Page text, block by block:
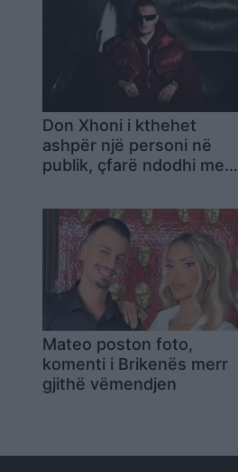
Don Xhoni i kthehet
ashpër një personi në
publik, çfarë ndodhi me
Mateo poston foto,
komenti i Brikenës merr
gjithë vëmendjen